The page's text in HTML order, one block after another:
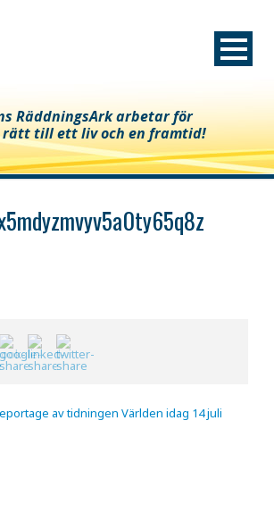
RäddningsArk arbetar för
rätt till ett liv och en framtid!
av tidningen Världen idag 14 juli